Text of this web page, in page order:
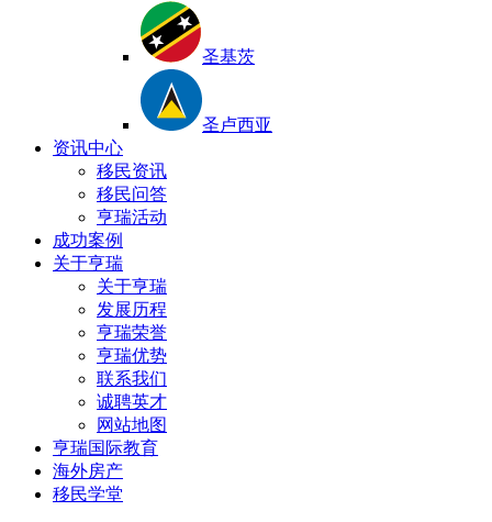
圣基茨
圣卢西亚
资讯中心
移民资讯
移民问答
亨瑞活动
成功案例
关于亨瑞
关于亨瑞
发展历程
亨瑞荣誉
亨瑞优势
联系我们
诚聘英才
网站地图
亨瑞国际教育
海外房产
移民学堂